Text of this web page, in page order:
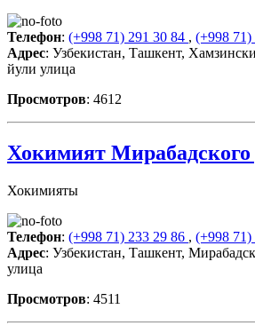
Телефон: (+998 71) 291 30 84 , (+998 71)
Адрес: Узбекистан, Ташкент,
йули улица
Просмотров: 4612
Хокимият Мирабадского
Хокимияты
Телефон: (+998 71) 233 29 86 , (+998 71)
Адрес: Узбекистан, Ташкент,
улица
Просмотров: 4511